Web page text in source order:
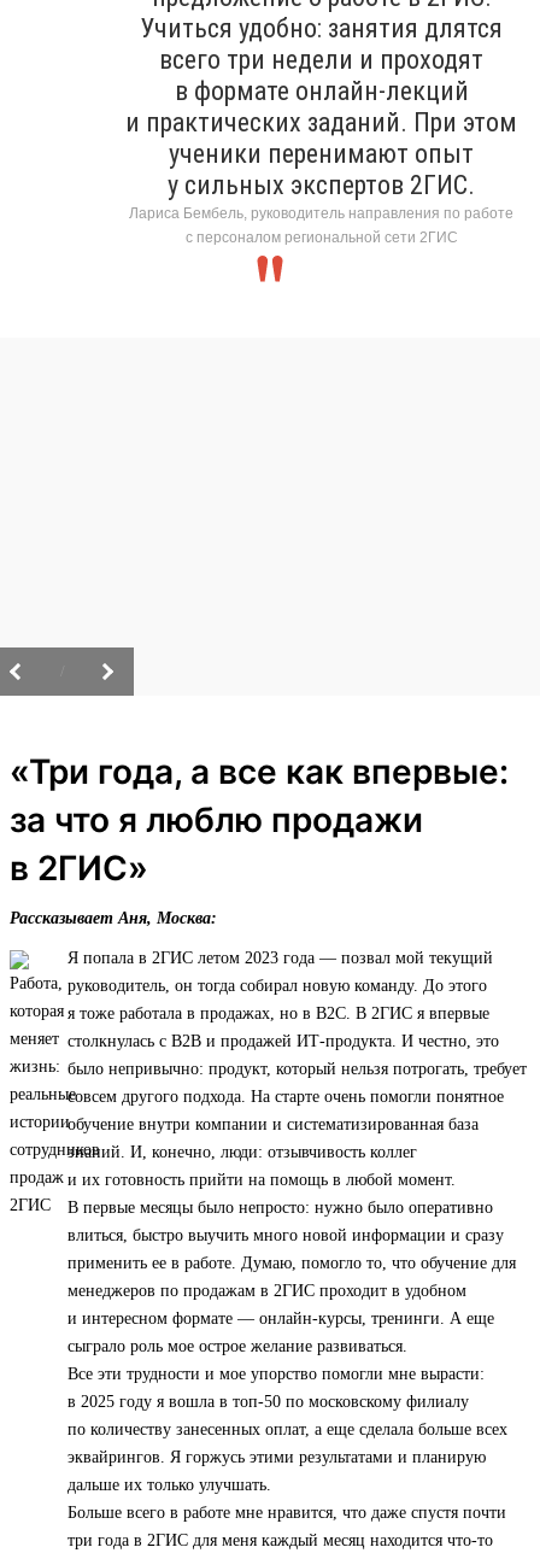
Учиться удобно: занятия длятся
всего три недели и проходят
в формате онлайн-лекций
и практических заданий. При этом
ученики перенимают опыт
у сильных экспертов 2ГИС.
Лариса Бембель, руководитель направления по работе
с персоналом региональной сети 2ГИС
«Три года, а все как впервые:
за что я люблю продажи
в 2ГИС»
Рассказывает Аня, Москва:
Я попала в 2ГИС летом 2023 года — позвал мой текущий
руководитель, он тогда собирал новую команду. До этого
я тоже работала в продажах, но в B2C. В 2ГИС я впервые
столкнулась с B2B и продажей ИТ‑продукта. И честно, это
было непривычно: продукт, который нельзя потрогать, требует
совсем другого подхода. На старте очень помогли понятное
обучение внутри компании и систематизированная база
знаний. И, конечно, люди: отзывчивость коллег
и их готовность прийти на помощь в любой момент.
В первые месяцы было непросто: нужно было оперативно
влиться, быстро выучить много новой информации и сразу
применить ее в работе. Думаю, помогло то, что обучение для
менеджеров по продажам в 2ГИС проходит в удобном
и интересном формате — онлайн-курсы, тренинги. А еще
сыграло роль мое острое желание развиваться.
Все эти трудности и мое упорство помогли мне вырасти:
в 2025 году я вошла в топ‑50 по московскому филиалу
по количеству занесенных оплат, а еще сделала больше всех
эквайрингов. Я горжусь этими результатами и планирую
дальше их только улучшать.
Больше всего в работе мне нравится, что даже спустя почти
три года в 2ГИС для меня каждый месяц находится что-то